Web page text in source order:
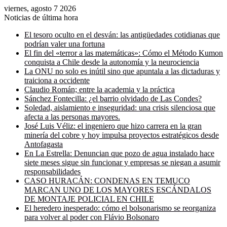
viernes, agosto 7 2026
Noticias de última hora
El tesoro oculto en el desván: las antigüedades cotidianas que
podrían valer una fortuna
El fin del «terror a las matemáticas»: Cómo el Método Kumon
conquista a Chile desde la autonomía y la neurociencia
La ONU no solo es inútil sino que apuntala a las dictaduras y
traiciona a occidente
Claudio Román; entre la academia y la práctica
Sánchez Fontecilla: ¿el barrio olvidado de Las Condes?
Soledad, aislamiento e inseguridad: una crisis silenciosa que
afecta a las personas mayores.
José Luis Véliz: el ingeniero que hizo carrera en la gran
minería del cobre y hoy impulsa proyectos estratégicos desde
Antofagasta
En La Estrella: Denuncian que pozo de agua instalado hace
siete meses sigue sin funcionar y empresas se niegan a asumir
responsabilidades
CASO HURACÁN: CONDENAS EN TEMUCO
MARCAN UNO DE LOS MAYORES ESCÁNDALOS
DE MONTAJE POLICIAL EN CHILE
El heredero inesperado: cómo el bolsonarismo se reorganiza
para volver al poder con Flávio Bolsonaro